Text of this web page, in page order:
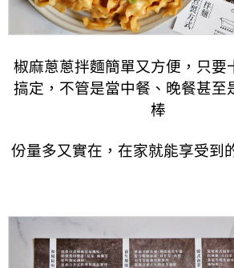
椒麻蔥蔥拌麵簡單又方便，只要
搞定，不管是當中餐、晚餐甚至
棒
份量多又實在，在家就能享受到